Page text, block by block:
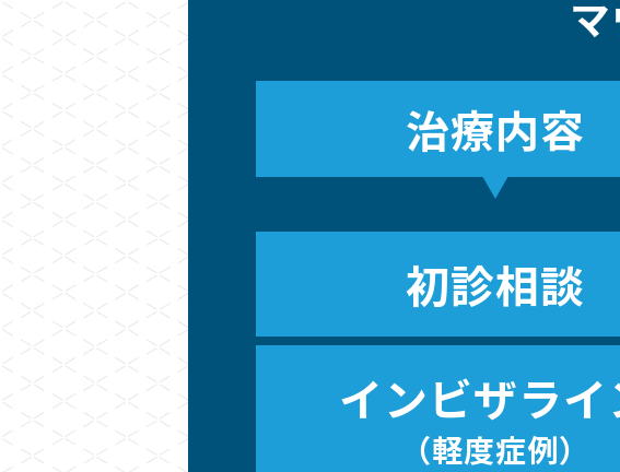
治療内容
初診相談
インビザライ
（軽度症例）